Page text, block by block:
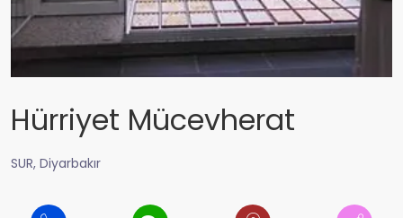
Hürriyet Mücevherat
SUR, Diyarbakır